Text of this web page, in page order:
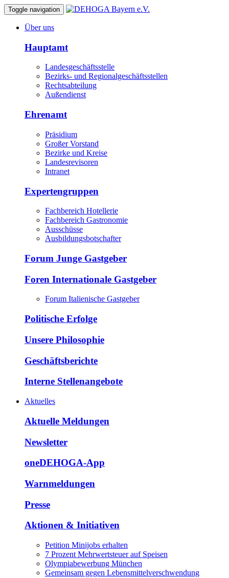
Toggle navigation
Über uns
Hauptamt
Landesgeschäftsstelle
Bezirks- und Regionalgeschäftsstellen
Rechtsabteilung
Außendienst
Ehrenamt
Präsidium
Großer Vorstand
Bezirke und Kreise
Landesrevisoren
Intranet
Expertengruppen
Fachbereich Hotellerie
Fachbereich Gastronomie
Ausschüsse
Ausbildungsbotschafter
Forum Junge Gastgeber
Foren Internationale Gastgeber
Forum Italienische Gastgeber
Politische Erfolge
Unsere Philosophie
Geschäftsberichte
Interne Stellenangebote
Aktuelles
Aktuelle Meldungen
Newsletter
oneDEHOGA-App
Warnmeldungen
Presse
Aktionen & Initiativen
Petition Minijobs erhalten
7 Prozent Mehrwertsteuer auf Speisen
Olympiabewerbung München
Gemeinsam gegen Lebensmittelverschwendung